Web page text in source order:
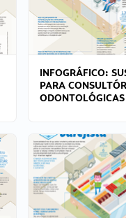
INFOGRÁFICO:
PARA
ODONTOLÓGICAS